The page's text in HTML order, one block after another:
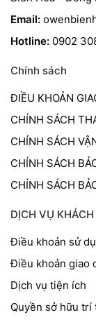
Email:
Hotline: 0902
Chính sách
ĐIỀU KHOẢN
CHÍNH SÁCH
CHÍNH SÁCH
CHÍNH SÁCH
CHÍNH SÁCH
DỊCH VỤ
Điều khoản sử
Điều khoản giao
Dịch vụ tiện ích
Quyền sở hữu trí